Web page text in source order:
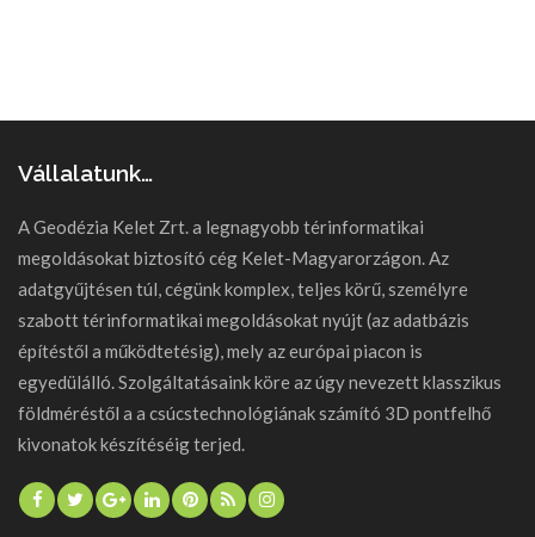
Vállalatunk…
A Geodézia Kelet Zrt. a legnagyobb térinformatikai
megoldásokat biztosító cég Kelet-Magyarorzágon. Az
adatgyűjtésen túl, cégünk komplex, teljes körű, személyre
szabott térinformatikai megoldásokat nyújt (az adatbázis
építéstől a működtetésig), mely az európai piacon is
egyedülálló. Szolgáltatásaink köre az úgy nevezett klasszikus
földméréstől a a csúcstechnológiának számító 3D pontfelhő
kivonatok készítéséig terjed.